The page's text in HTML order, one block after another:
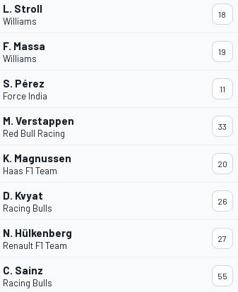
DTM
L. Stroll
Williams
18
F. Massa
Williams
19
S. Pérez
Force India
11
M. Verstappen
Red Bull Racing
33
K. Magnussen
Haas F1 Team
20
D. Kvyat
Racing Bulls
26
N. Hülkenberg
Renault F1 Team
27
C. Sainz
Racing Bulls
55